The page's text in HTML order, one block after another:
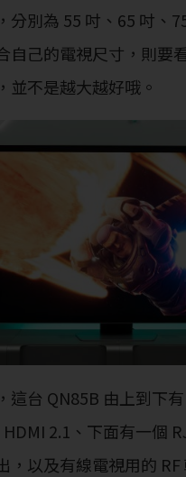
分別為 55 吋、65 吋、
自己的電視尺寸，則要
並不是越大越好哦。
這台 QN85B 由上到下
HDMI 2.1、下面有一個
，以及有線電視用的 RF